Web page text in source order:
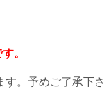
。
。予めご了承下さ